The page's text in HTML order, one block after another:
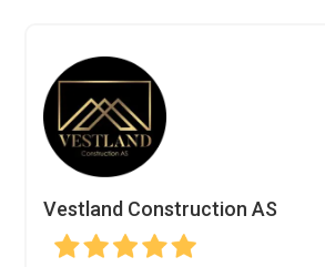
Vestland Construction AS